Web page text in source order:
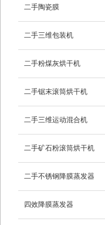
二手陶瓷膜
二手三维包装机
二手粉煤灰烘干机
二手锯末滚筒烘干机
二手三维运动混合机
二手矿石粉滚筒烘干机
二手不锈钢降膜蒸发器
四效降膜蒸发器